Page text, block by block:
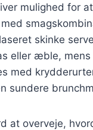
mulighed for at
skinke
eller æble, mens
med
sundere
at overveje,